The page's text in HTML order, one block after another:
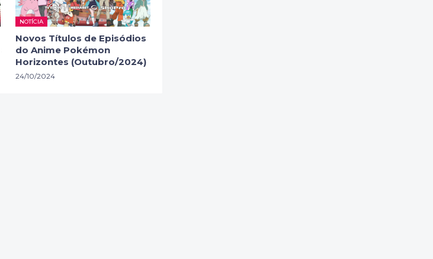
NOTÍCIA
Novos Títulos de Episódios
do Anime Pokémon
Horizontes (Outubro/2024)
24/10/2024